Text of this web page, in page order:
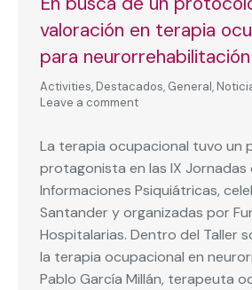
valoración en terapia
para neurorrehabilitación
Activities, Destacados, General,
Leave a comment
La terapia ocupacional tuvo un
protagonista en las IX Jornadas
Informaciones Psiquiátricas,
Santander y organizadas por
Hospitalarias. Dentro del Taller
la terapia ocupacional en
Pablo García Millán, terapeuta